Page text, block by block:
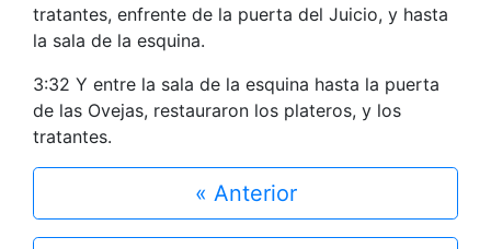
tratantes, enfrente de la puerta del Juicio, y hasta
la sala de la esquina.
3:32 Y entre la sala de la esquina hasta la puerta
de las Ovejas, restauraron los plateros, y los
tratantes.
« Anterior